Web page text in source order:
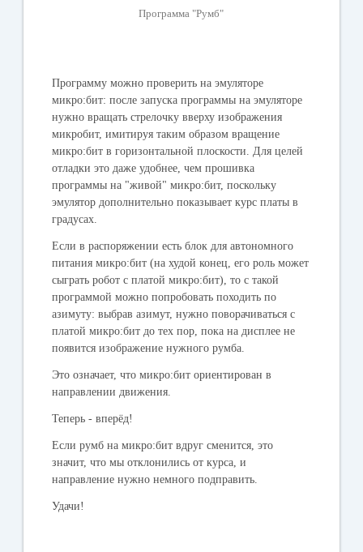
Программа "Румб"
Программу можно проверить на эмуляторе
микро:бит: после запуска программы на эмуляторе
нужно вращать стрелочку вверху изображения
микробит, имитируя таким образом вращение
микро:бит в горизонтальной плоскости. Для целей
отладки это даже удобнее, чем прошивка
программы на "живой" микро:бит, поскольку
эмулятор дополнительно показывает курс платы в
градусах.
Если в распоряжении есть блок для автономного
питания микро:бит (на худой конец, его роль может
сыграть робот с платой микро:бит), то с такой
программой можно попробовать походить по
азимуту: выбрав азимут, нужно поворачиваться с
платой микро:бит до тех пор, пока на дисплее не
появится изображение нужного румба.
Это означает, что микро:бит ориентирован в
направлении движения.
Теперь - вперёд!
Если румб на микро:бит вдруг сменится, это
значит, что мы отклонились от курса, и
направление нужно немного подправить.
Удачи!